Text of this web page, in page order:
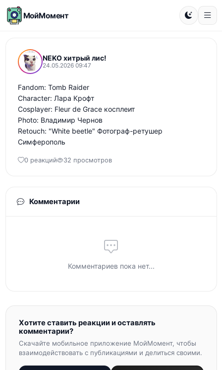
МойМомент
NEKO хитрый лис!
24.05.2026 09:47
Fandom: Tomb Raider
Character: Лара Крофт
Cosplayer: Fleur de Grace косплеит
Photo: Владимир Чернов
Retouch: "White beetle" Фотограф-ретушер
Симферополь
0 реакций 32 просмотров
Комментарии
Комментариев пока нет...
Хотите ставить реакции и оставлять
комментарии?
Скачайте мобильное приложение МойМомент, чтобы
взаимодействовать с публикациями и делиться своими.